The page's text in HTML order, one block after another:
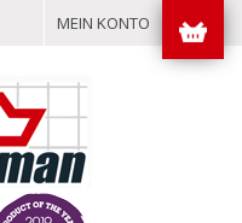
MEIN KONTO